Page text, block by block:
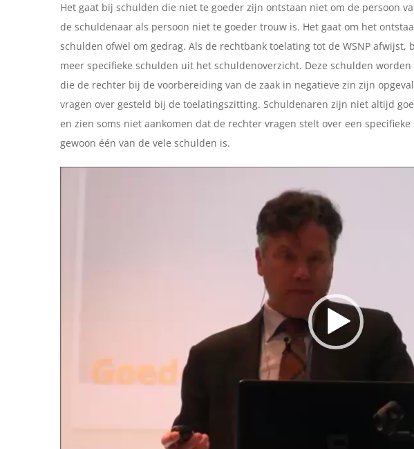
Het gaat bij schulden die niet te goeder zijn ontstaan niet om de persoon
de schuldenaar als persoon niet te goeder trouw is. Het gaat om het
schulden ofwel om gedrag. Als de rechtbank toelating tot de WSNP
meer specifieke schulden uit het schuldenoverzicht. Deze schulden
die de rechter bij de voorbereiding van de zaak in negatieve zin zijn
vragen over gesteld bij de toelatingszitting. Schuldenaren zijn niet altijd
en zien soms niet aankomen dat de rechter vragen stelt over een
gewoon één van de vele schulden is.